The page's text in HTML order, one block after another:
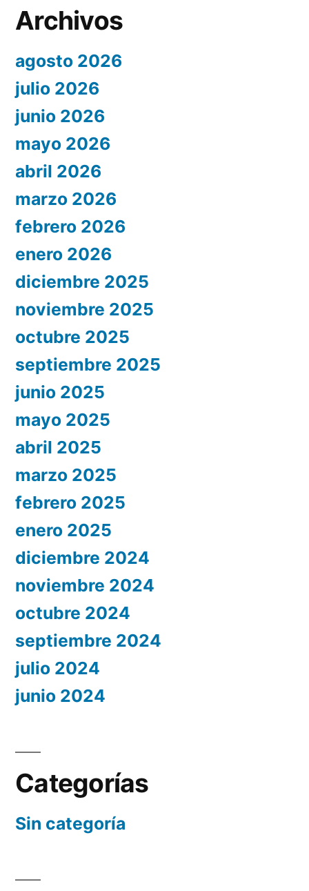
Archivos
agosto 2026
julio 2026
junio 2026
mayo 2026
abril 2026
marzo 2026
febrero 2026
enero 2026
diciembre 2025
noviembre 2025
octubre 2025
septiembre 2025
junio 2025
mayo 2025
abril 2025
marzo 2025
febrero 2025
enero 2025
diciembre 2024
noviembre 2024
octubre 2024
septiembre 2024
julio 2024
junio 2024
Categorías
Sin categoría